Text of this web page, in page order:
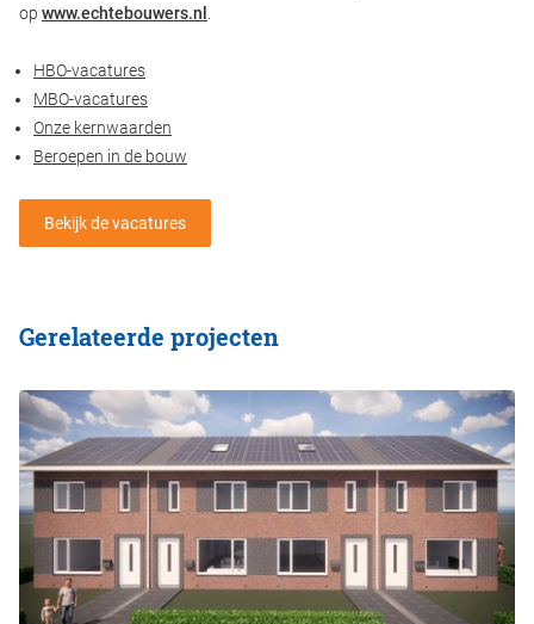
op www.echtebouwers.nl
HBO-vacatures
MBO-vacatures
Onze kernwaarden
Beroepen in de bouw
Bekijk de vacatures
Gerelateerde projecten